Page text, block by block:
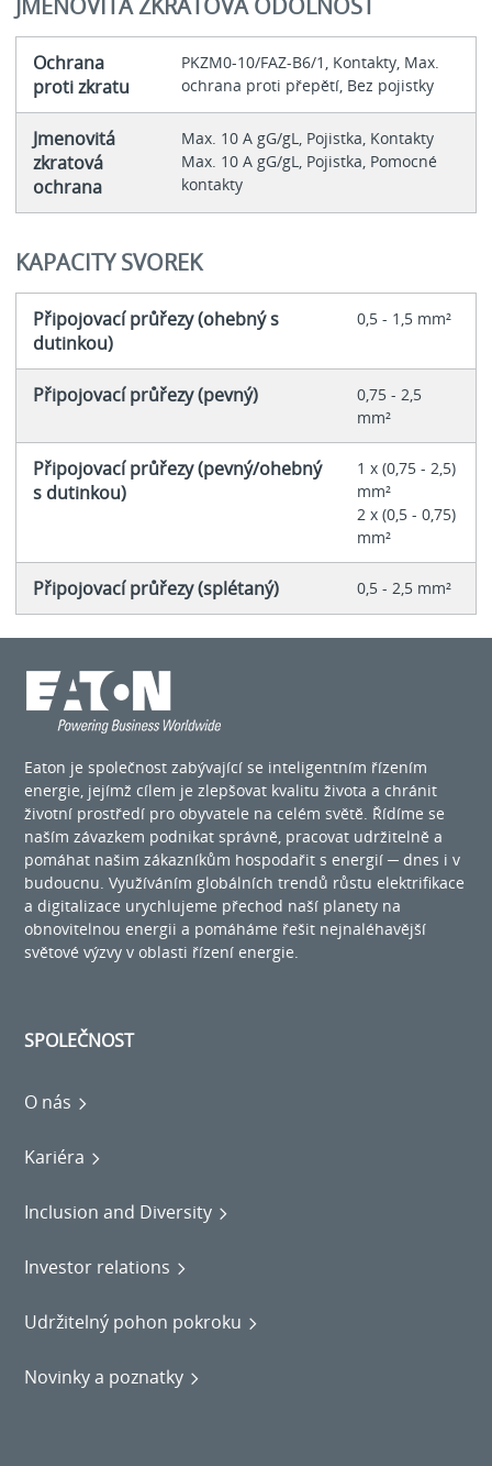
JMENOVITÁ ZKRATOVÁ ODOLNOST
Ochrana
proti zkratu
PKZM0-10/FAZ-B6/1, Kontakty, Max.
ochrana proti přepětí, Bez pojistky
Jmenovitá
zkratová
ochrana
Max. 10 A gG/gL, Pojistka, Kontakty
Max. 10 A gG/gL, Pojistka, Pomocné
kontakty
KAPACITY SVOREK
Připojovací průřezy (ohebný s
dutinkou)
0,5 - 1,5 mm²
Připojovací průřezy (pevný)
0,75 - 2,5
mm²
Připojovací průřezy (pevný/ohebný
s dutinkou)
1 x (0,75 - 2,5)
mm²
2 x (0,5 - 0,75)
mm²
Připojovací průřezy (splétaný) 0,5 - 2,5 mm²
Eaton je společnost zabývající se inteligentním řízením
energie, jejímž cílem je zlepšovat kvalitu života a chránit
životní prostředí pro obyvatele na celém světě. Řídíme se
naším závazkem podnikat správně, pracovat udržitelně a
pomáhat našim zákazníkům hospodařit s energií ─ dnes i v
budoucnu. Využíváním globálních trendů růstu elektrifikace
a digitalizace urychlujeme přechod naší planety na
obnovitelnou energii a pomáháme řešit nejnaléhavější
světové výzvy v oblasti řízení energie.
SPOLEČNOST
O nás
Kariéra
Inclusion and Diversity
Investor relations
Udržitelný pohon pokroku
Novinky a poznatky